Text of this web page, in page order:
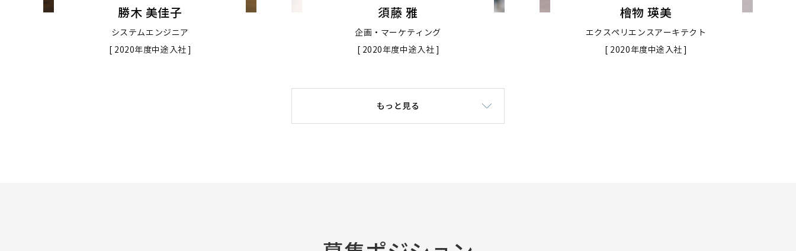
勝木 美佳子
システムエンジニア
[ 2020年度中途入社 ]
須藤 雅
企画・マーケティング
[ 2020年度中途入社 ]
檜物 瑛美
エクスペリエンスアーキテクト
[ 2020年度中途入社 ]
もっと見る